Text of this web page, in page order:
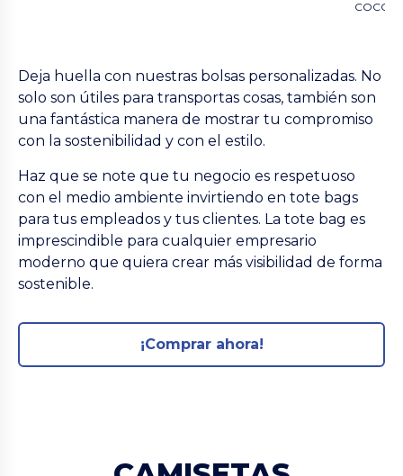
Deja huella con nuestras bolsas personalizadas. No
solo son útiles para transportas cosas, también son
una fantástica manera de mostrar tu compromiso
con la sostenibilidad y con el estilo.
Haz que se note que tu negocio es respetuoso
con el medio ambiente invirtiendo en tote bags
para tus empleados y tus clientes. La tote bag es
imprescindible para cualquier empresario
moderno que quiera crear más visibilidad de forma
sostenible.
¡Comprar ahora!